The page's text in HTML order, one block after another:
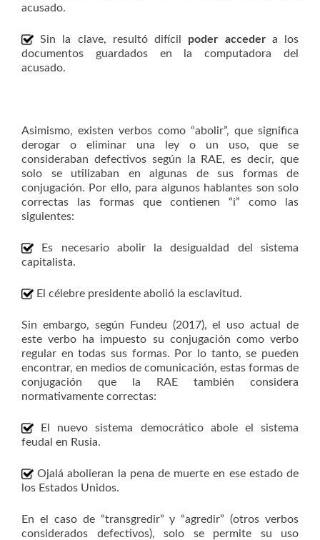
acusado.
Sin la clave, resultó difícil poder accedera los
documentos guardados en la computadora del
acusado.
Asimismo, existen verbos como “abolir”, que significa
derogar o eliminar una ley o un uso, que se
consideraban defectivos según la RAE, es decir, que
solo se utilizaban en algunas de sus formas de
conjugación. Por ello, para algunos hablantes son solo
correctas las formas que contienen “i” como las
siguientes:
Es necesario abolir la desigualdad del sistema
capitalista.
El célebre presidente abolió la esclavitud.
Sin embargo, según Fundeu (2017), el uso actual de
este verbo ha impuesto su conjugación como verbo
regular en todas sus formas. Por lo tanto, se pueden
encontrar, en medios de comunicación, estas formas de
conjugación que la RAE también considera
normativamente correctas:
El nuevo sistema democrático abole el sistema
feudal en Rusia.
Ojalá abolieran la pena de muerte en ese estado de
los Estados Unidos.
En el caso de “transgredir” y “agredir” (otros verbos
considerados defectivos), solo se permite su uso